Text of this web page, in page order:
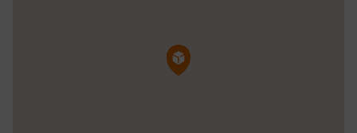
Pin de la carte